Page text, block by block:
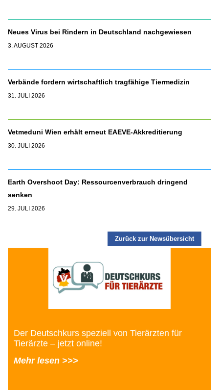
Neues Virus bei Rindern in Deutschland nachgewiesen
3. AUGUST 2026
Verbände fordern wirtschaftlich tragfähige Tiermedizin
31. JULI 2026
Vetmeduni Wien erhält erneut EAEVE-Akkreditierung
30. JULI 2026
Earth Overshoot Day: Ressourcenverbrauch dringend
senken
29. JULI 2026
Zurück zur Newsübersicht
Der Deutschkurs speziell von Tierärzten für
Tierärzte – jetzt online!
Mehr lesen >>>